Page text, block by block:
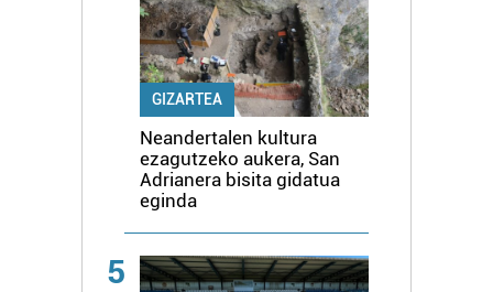
GIZARTEA
Neandertalen kultura
ezagutzeko aukera, San
Adrianera bisita gidatua
eginda
5